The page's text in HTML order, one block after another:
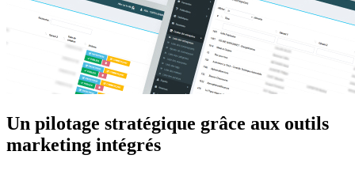
Un pilotage stratégique grâce aux outils
marketing intégrés